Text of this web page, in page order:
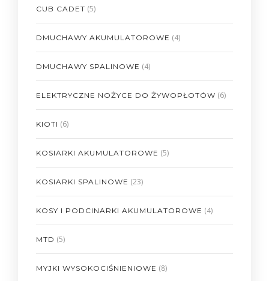
CUB CADET (5)
DMUCHAWY AKUMULATOROWE (4)
DMUCHAWY SPALINOWE (4)
ELEKTRYCZNE NOŻYCE DO ŻYWOPŁOTÓW (6)
KIOTI (6)
KOSIARKI AKUMULATOROWE (5)
KOSIARKI SPALINOWE (23)
KOSY I PODCINARKI AKUMULATOROWE (4)
MTD (5)
MYJKI WYSOKOCIŚNIENIOWE (8)